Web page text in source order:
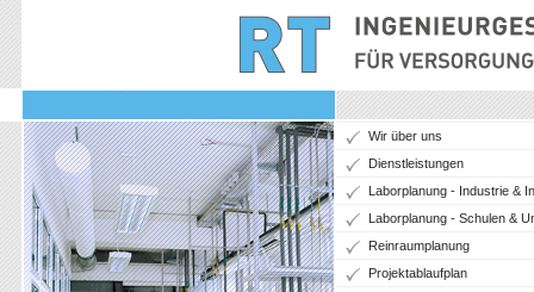
Wir über uns
Dienstleistungen
Laborplanung - Industrie &
Laborplanung - Schulen &
Reinraumplanung
Projektablaufplan